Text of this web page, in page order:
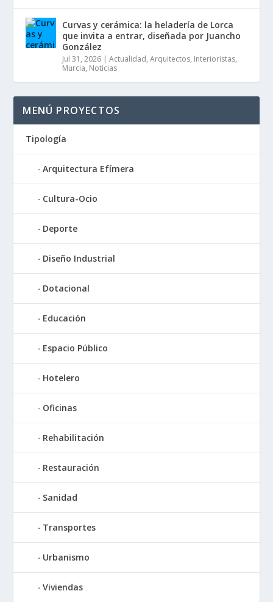
Curvas y cerámica: la heladería de Lorca
que invita a entrar, diseñada por Juancho
González
Jul 31, 2026 |Actualidad,Arquitectos, Interioristas,
Murcia, Noticias
MENÚ PROYECTOS
Tipología
Arquitectura Efímera
Cultura-Ocio
Deporte
Diseño Industrial
Dotacional
Educación
Espacio Público
Hotelero
Oficinas
Rehabilitación
Restauración
Sanidad
Transportes
Urbanismo
Viviendas